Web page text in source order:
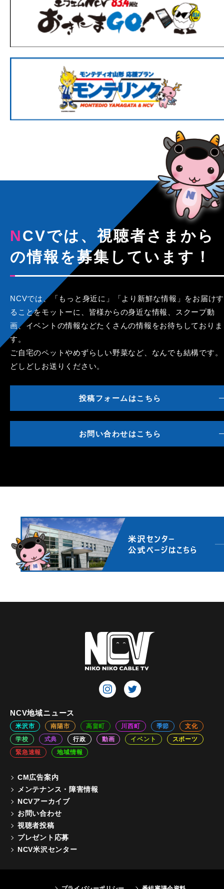
NCVでは、視聴者さまから
の情報を募集しています！
NCVでは、「もっと身近に」「より新鮮な情報」をお届けす
ることをモットーに、皆様からの身近な情報、スクープ動
画、イベントの情報などたくさんの情報をお待ちしておりま
す。
ご自宅のペットやめずらしい野菜など、なんでも結構です。
どしどしお送りください。
投稿フォームはこちら
お問い合わせはこちら
NCV地域ニュース
米沢市 南陽市 高畠町 川西町 季節
文化
学校
式典 行政 動画 イベント
スポーツ
緊急速報
地域情報
CM広告案内
メンテナンス・障害情報
NCVアーカイブ
お問い合わせ
視聴者投稿
プレゼント応募
NCV米沢センター